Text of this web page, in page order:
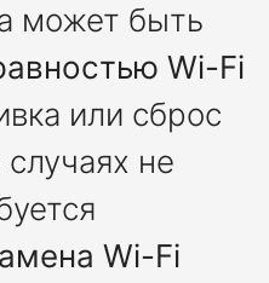
может быть
Wi-Fi
или сброс
случаях не
Wi-Fi